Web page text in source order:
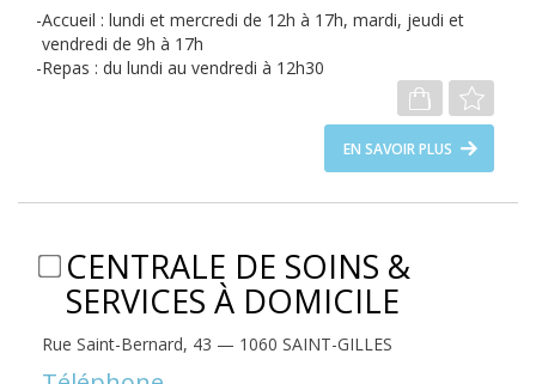
Accueil : lundi et mercredi de 12h à 17h, mardi, jeudi et
vendredi de 9h à 17h
Repas : du lundi au vendredi à 12h30
EN SAVOIR PLUS
CENTRALE DE SOINS &
SERVICES À DOMICILE
Rue Saint-Bernard, 43 — 1060 SAINT-GILLES